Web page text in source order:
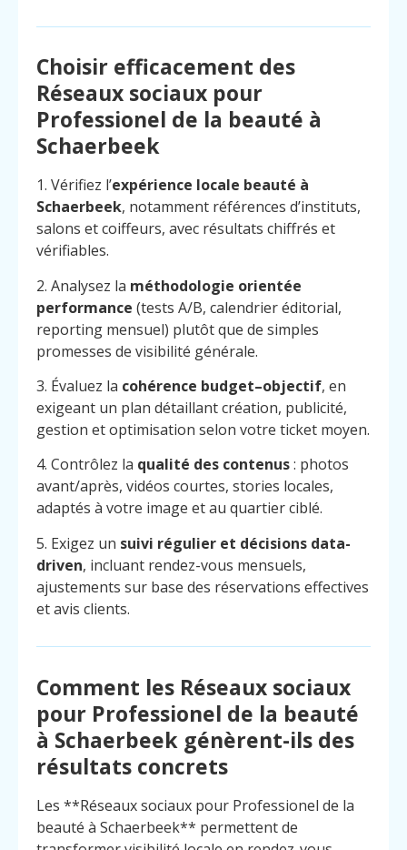
Choisir efficacement des
Réseaux sociaux pour
Professionel de la beauté à
Schaerbeek
1. Vérifiez l’expérience locale beauté à
Schaerbeek, notamment références d’instituts,
salons et coiffeurs, avec résultats chiffrés et
vérifiables.
2. Analysez la méthodologie orientée
performance (tests A/B, calendrier éditorial,
reporting mensuel) plutôt que de simples
promesses de visibilité générale.
3. Évaluez la cohérence budget–objectif, en
exigeant un plan détaillant création, publicité,
gestion et optimisation selon votre ticket moyen.
4. Contrôlez la qualité des contenus: photos
avant/après, vidéos courtes, stories locales,
adaptés à votre image et au quartier ciblé.
5. Exigez un suivi régulier et décisions data-
driven, incluant rendez-vous mensuels,
ajustements sur base des réservations effectives
et avis clients.
Comment les Réseaux sociaux
pour Professionel de la beauté
à Schaerbeek génèrent-ils des
résultats concrets
Les **Réseaux sociaux pour Professionel de la
beauté à Schaerbeek** permettent de